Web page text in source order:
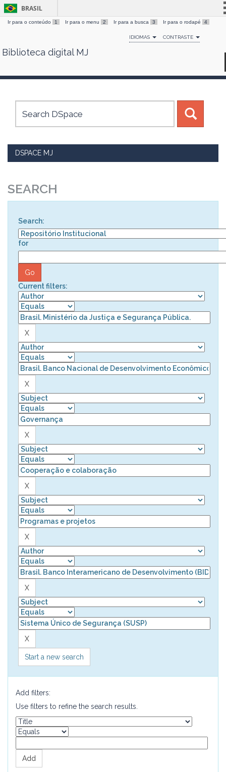
Skip
BRASIL
Simplifique!
Comunica BR
Canais
Ir para o conteúdo 1 Ir para o menu 2 Ir para a busca 3 Ir para o rodapé 4
IDIOMAS CONTRASTE
Biblioteca digital MJ
DSPACE MJ
SEARCH
Search:
for
Current filters:
Start a new search
Add filters:
Use filters to refine the search results.